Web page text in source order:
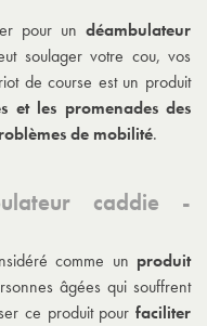
pour un déambulateur
soulager votre cou, vos
de course est un produit
et les promenades des
de mobilité.
caddie -
comme un produit
âgées qui souffrent
ce produit pour faciliter